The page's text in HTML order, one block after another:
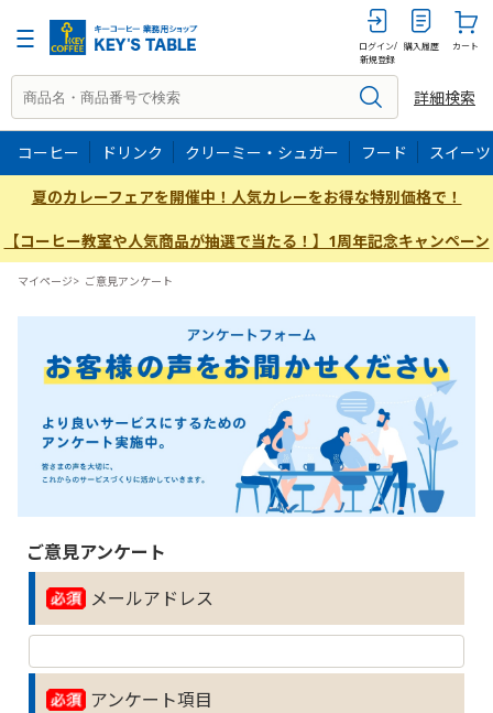
ログイン/
新規登録
購入履歴 カート
詳細検索
コーヒー ドリンク クリーミー・シュガー フード スイーツ
夏のカレーフェアを開催中！人気カレーをお得な特別価格で！
【コーヒー教室や人気商品が抽選で当たる！】1周年記念キャンペーン
マイページ> ご意見アンケート
ご意見アンケート
メールアドレス
アンケート項目